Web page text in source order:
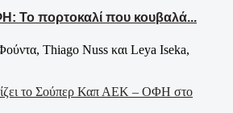
Το πορτοκαλί που κουβαλά...
Thiago Nuss και Leya Iseka,